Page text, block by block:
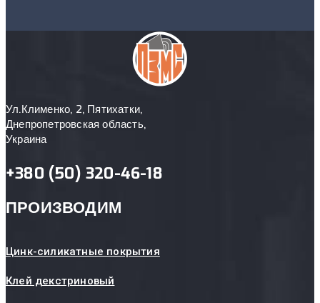
Ул.Клименко, 2, Пятихатки,
Днепропетровская область,
Украина
+380 (50) 320-46-18
ПРОИЗВОДИМ
Цинк-силикатные покрытия
Клей декстриновый